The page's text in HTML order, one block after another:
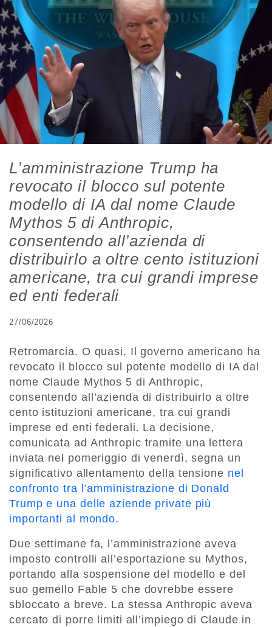
L’amministrazione Trump ha
revocato il blocco sul potente
modello di IA dal nome Claude
Mythos 5 di Anthropic,
consentendo all’azienda di
distribuirlo a oltre cento istituzioni
americane, tra cui grandi imprese
ed enti federali
27/06/2026
Retromarcia. O quasi. Il governo americano ha
revocato il blocco sul potente modello di IA dal
nome Claude Mythos 5 di Anthropic,
consentendo all’azienda di distribuirlo a oltre
cento istituzioni americane, tra cui grandi
imprese ed enti federali. La decisione,
comunicata ad Anthropic tramite una lettera
inviata nel pomeriggio di venerdì, segna un
significativo allentamento della tensione nel
confronto tra l’amministrazione di Donald
Trump e una delle aziende private più
importanti al mondo.
Due settimane fa, l’amministrazione aveva
imposto controlli all’esportazione su Mythos,
portando alla sospensione del modello e del
suo gemello Fable 5 che dovrebbe essere
sbloccato a breve. La stessa Anthropic aveva
cercato di porre limiti all’impiego di Claude in